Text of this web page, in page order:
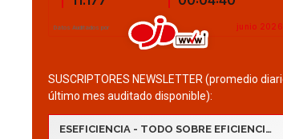
SUSCRIPTORES NEWSLETTER (promedio
último mes auditado disponible):